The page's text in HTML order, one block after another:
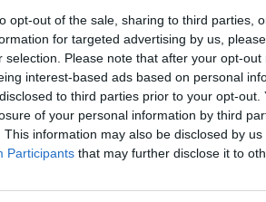
opt-out of the sale, sharing to third parties,
for targeted advertising by us,
selection. Please note that after your opt-
interest-based ads based on personal
to third parties prior to your opt-
of your personal information by third
This information may also be disclosed by
Participants that may further disclose it to
del caso. Scaldano i motori
non è al top. Stesso
dopo la gara col Catania ha di
all'adduttore infortunato.
In preallarme c'è
bilico, le sue recenti
ma è probabile che
centrali con Belleri in
americana